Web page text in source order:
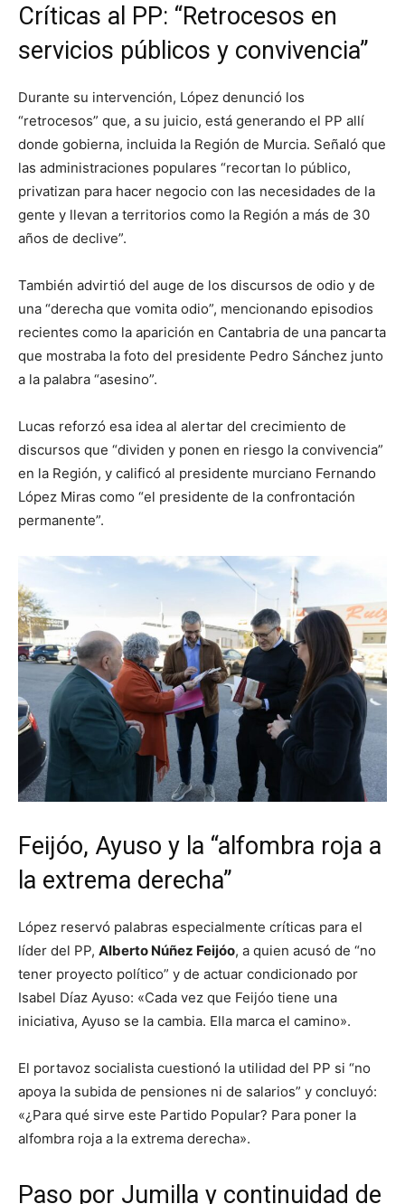
Críticas al PP: “Retrocesos en
servicios públicos y convivencia”
Durante su intervención, López denunció los
“retrocesos” que, a su juicio, está generando el PP allí
donde gobierna, incluida la Región de Murcia. Señaló que
las administraciones populares “recortan lo público,
privatizan para hacer negocio con las necesidades de la
gente y llevan a territorios como la Región a más de 30
años de declive”.
También advirtió del auge de los discursos de odio y de
una “derecha que vomita odio”, mencionando episodios
recientes como la aparición en Cantabria de una pancarta
que mostraba la foto del presidente Pedro Sánchez junto
a la palabra “asesino”.
Lucas reforzó esa idea al alertar del crecimiento de
discursos que “dividen y ponen en riesgo la convivencia”
en la Región, y calificó al presidente murciano Fernando
López Miras como “el presidente de la confrontación
permanente”.
Feijóo, Ayuso y la “alfombra roja a
la extrema derecha”
López reservó palabras especialmente críticas para el
líder del PP, Alberto Núñez Feijóo, a quien acusó de “no
tener proyecto político” y de actuar condicionado por
Isabel Díaz Ayuso: «Cada vez que Feijóo tiene una
iniciativa, Ayuso se la cambia. Ella marca el camino».
El portavoz socialista cuestionó la utilidad del PP si “no
apoya la subida de pensiones ni de salarios” y concluyó:
«¿Para qué sirve este Partido Popular? Para poner la
alfombra roja a la extrema derecha».
Paso por Jumilla y continuidad de